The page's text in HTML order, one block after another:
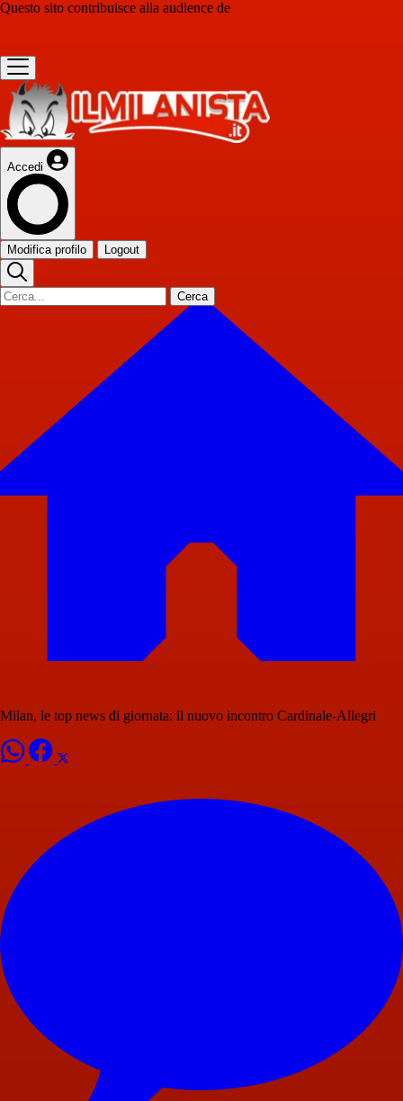
Questo sito contribuisce alla audience de
Accedi
Modifica profilo Logout
Cerca
Milan, le top news di giornata: il nuovo incontro Cardinale-Allegri